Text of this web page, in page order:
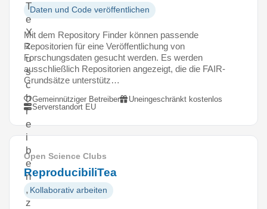
T
e
X
z
u
s
c
h
r
e
i
b
e
n
,
z
Daten und Code veröffentlichen
Mit dem Repository Finder können passende
Repositorien für eine Veröffentlichung von
Forschungsdaten gesucht werden. Es werden
ausschließlich Repositorien angezeigt, die die FAIR-
Grundsätze unterstütz…
Gemeinnütziger Betreiber
Uneingeschränkt kostenlos
Serverstandort EU
Open Science Clubs
ReproducibiliTea
Kollaborativ arbeiten